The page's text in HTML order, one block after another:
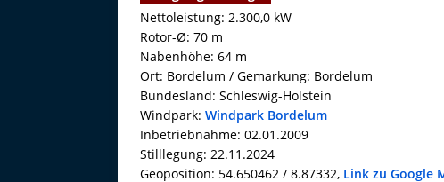
Nettoleistung: 2.300,0 kW
Rotor-Ø: 70 m
Nabenhöhe: 64 m
Ort: Bordelum / Gemarkung: Bordelum
Bundesland: Schleswig-Holstein
Windpark: Windpark Bordelum
Inbetriebnahme: 02.01.2009
Stilllegung: 22.11.2024
Geoposition: 54.650462 / 8.87332, Link zu Google